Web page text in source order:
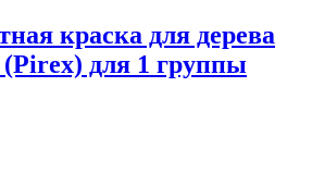
краска для дерева
для 1 группы